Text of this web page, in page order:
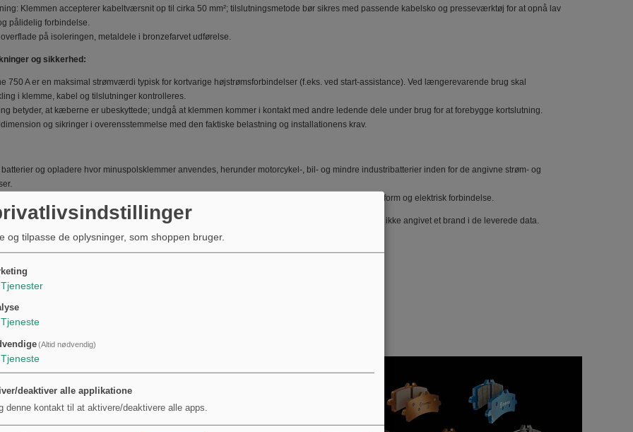
Klemmen accepterer kabeltværsnit op til cirka 50 mm²; tilslutningsmetode bør sikres med passende kabelsko og presseværktøj for at opnå lav
pålidelig forbindelse.
overflade på isoleringen, metaldele i bronzefarvet udførelse.
og sikkerhed:
750 A er en maksimal strømværdi typisk for kortvarige højstrømsforbindelser (f.eks. ved start-assistance). Ved længerevarende brug skal
i klemme, kabel og tilslutninger kontrolleres.
betyder, at kæberne er ubeskyttede; undgå at klemmen kommer i kontakt med andre ledende dele under brug for at forebygge kortslutning.
og sikringer i overensstemmelse med den faktiske belastning og installationens krav.
og opladere hvor minuspolsklemmer anvendes, herunder motorcykel-, bil- og mindre industribatterier inden for de angivne strøm- og
klemmegeometri og kabeltilslutning mod anvendte batteripoler og kabler for at sikre korrekt pasform og elektrisk forbindelse.
markeres med MPN 155.04.25 og kan entydigt identificeres via GTIN 4026736039127. Der er ikke angivet et brand i de leverede data.
korte træk:
til minuspolen på batteriet med korrekt kabel og terminal.
mellem metaldele og andre ledende komponenter.
ved høj belastning og undgå kontinuerlig drift ved maksimal strøm.
og tilpasse de oplysninger, som shoppen bruger.
Tjenester
Tjeneste
(Altid nødvendig)
Tjeneste
deaktiver alle applikatione
denne kontakt til at aktivere/deaktivere alle apps.